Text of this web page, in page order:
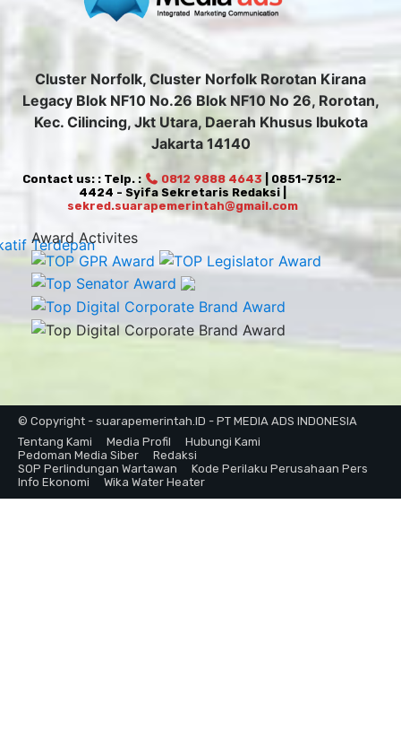
Cluster Norfolk, Cluster Norfolk Rorotan Kirana
Legacy Blok NF10 No.26 Blok NF10 No 26, Rorotan,
Kec. Cilincing, Jkt Utara, Daerah Khusus Ibukota
Jakarta 14140
Contact us: : Telp. : 0812 9888 4643 | 0851-7512-
4424 - Syifa Sekretaris Redaksi |
sekred.suarapemerintah@gmail.com
Award Activites
© Copyright - suarapemerintah.ID - PT MEDIA ADS INDONESIA
Tentang Kami
Media Profil
Hubungi Kami
Pedoman Media Siber
Redaksi
SOP Perlindungan Wartawan
Kode Perilaku Perusahaan Pers
Info Ekonomi
Wika Water Heater